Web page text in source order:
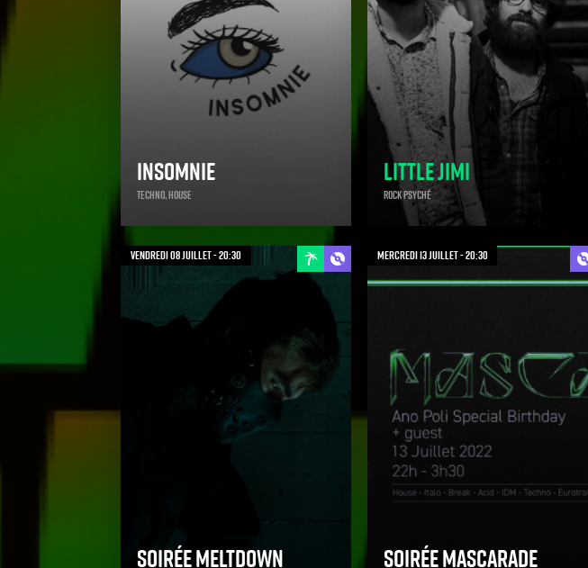
Insomnie
Techno, House
Little Jimi
Rock Psyché
vendredi 08 juillet - 20:30
Soirée Meltdown
mercredi 13 juillet - 20:30
Soirée Mascarade